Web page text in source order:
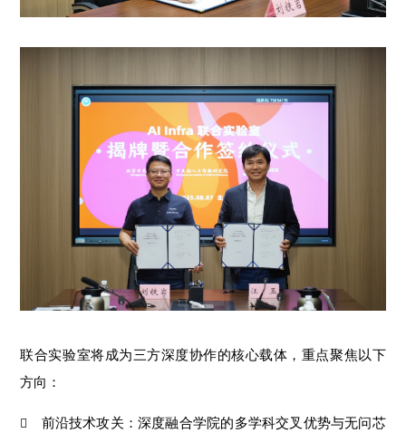
联合实验室将成为三方深度协作的核心载体，重点聚焦以下
方向：

前沿技术攻关：深度融合学院的多学科交叉优势与无问芯